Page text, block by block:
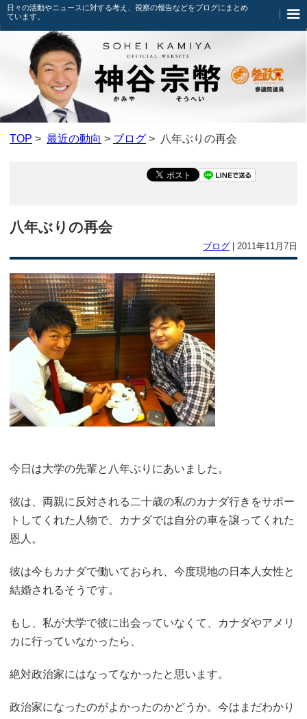
日々の活動やニュースに対する考え、視察の報告などをブログにまとめ
ています。
TOP > 最近の動向 > ブログ > 八年ぶりの再会
八年ぶりの再会
ブログ 2011年11月7日
今日は大学の先輩と八年ぶりにあいました。
彼は、両親に反対される二十歳の私のカナダ行きをサポー
トしてくれた人物で、カナダでは自分の車を譲ってくれた
恩人。
彼は今もカナダで働いておられ、今度現地の日本人女性と
結婚されるそうです。
もし、私が大学で彼に出会っていなくて、カナダやアメリ
カに行っていなかったら、
絶対政治家にはなってなかったと思います。
政治家になったのがよかったのかどうか。今はまだわかり